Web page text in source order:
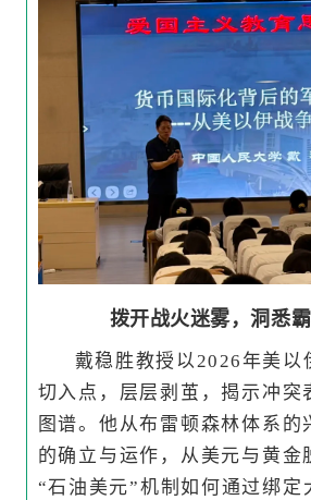
拨开战火迷雾，洞悉
戴稳胜教授以2026年美以
切入点，层层剥茧，揭示冲突
图谱。他从布雷顿森林体系的
的确立与运作，从美元与黄金
“石油美元”机制如何通过绑定